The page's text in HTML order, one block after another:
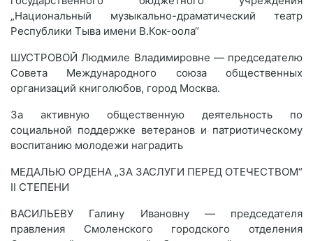
„Национальный музыкально-драматический театр
Республики Тыва имени В.Кок-оола“
ШУСТРОВОЙ Людмиле Владимировне — председателю
Совета Международного союза общественных
организаций книголюбов, город Москва.
За активную общественную деятельность по
социальной поддержке ветеранов и патриотическому
воспитанию молодежи наградить
МЕДАЛЬЮ ОРДЕНА „ЗА ЗАСЛУГИ ПЕРЕД ОТЕЧЕСТВОМ“
II СТЕПЕНИ
ВАСИЛЬЕВУ Галину Ивановну — председателя
правления Смоленского городского отделения